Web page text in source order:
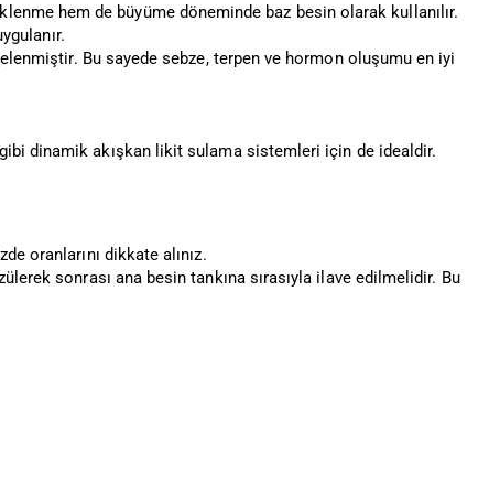
hem de büyüme döneminde baz besin olarak kullanılır.
Bu sayede sebze, terpen ve hormon oluşumu en iyi
dinamik akışkan likit sulama sistemleri için de idealdir.
oranlarını dikkate alınız.
sonrası ana besin tankına sırasıyla ilave edilmelidir. Bu